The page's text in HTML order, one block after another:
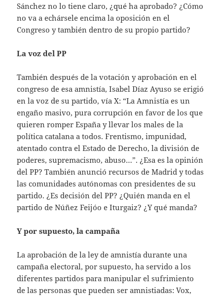
Sánchez no lo tiene claro, ¿qué ha aprobado? ¿Cómo
no va a echársele encima la oposición en el
Congreso y también dentro de su propio partido?
La voz del PP
También después de la votación y aprobación en el
congreso de esa amnistía, Isabel Díaz Ayuso se erigió
en la voz de su partido, vía X: “La Amnistía es un
engaño masivo, pura corrupción en favor de los que
quieren romper España y llevar los males de la
política catalana a todos. Frentismo, impunidad,
atentado contra el Estado de Derecho, la división de
poderes, supremacismo, abuso…”. ¿Esa es la opinión
del PP? También anunció recursos de Madrid y todas
las comunidades autónomas con presidentes de su
partido. ¿Es decisión del PP? ¿Quién manda en el
partido de Núñez Feijóo e Iturgaiz? ¿Y qué manda?
Y por supuesto, la campaña
La aprobación de la ley de amnistía durante una
campaña electoral, por supuesto, ha servido a los
diferentes partidos para manipular el sufrimiento
de las personas que pueden ser amnistiadas: Vox,